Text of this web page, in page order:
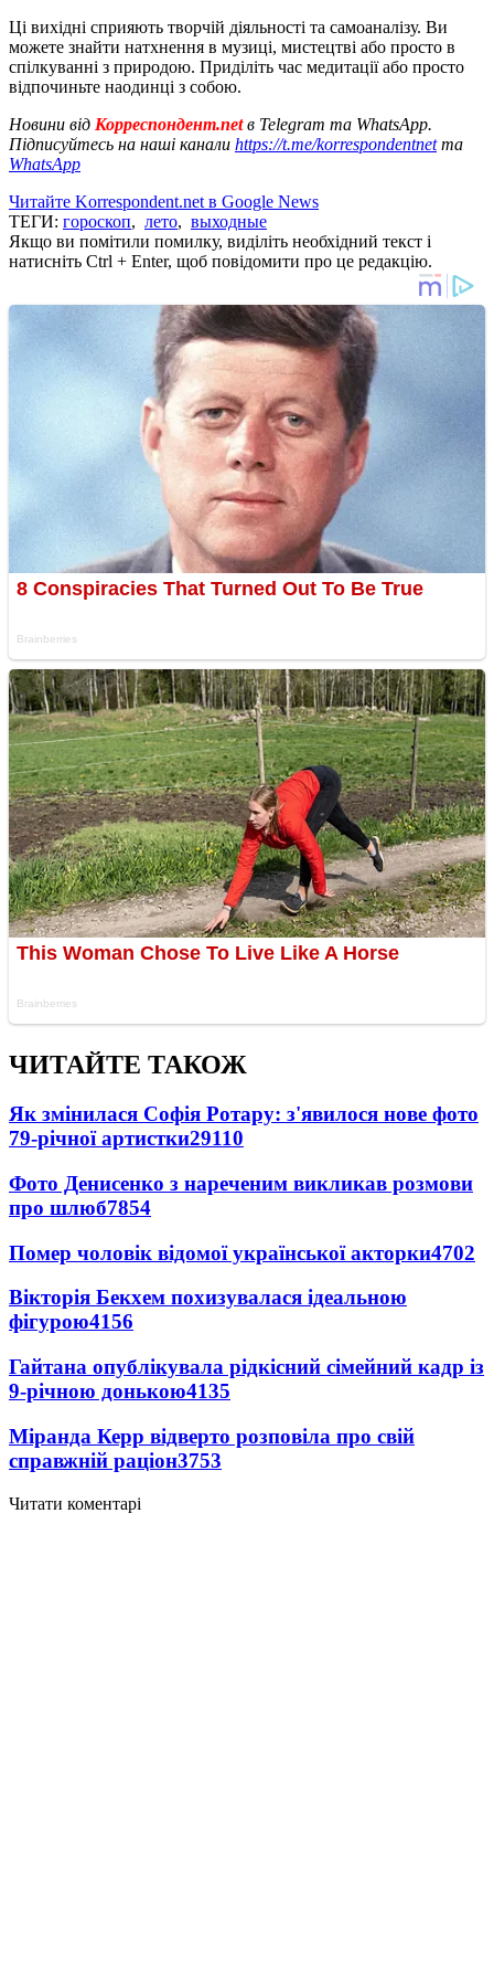
Ці вихідні сприяють творчій діяльності та самоаналізу. Ви
можете знайти натхнення в музиці, мистецтві або просто в
спілкуванні з природою. Приділіть час медитації або просто
відпочиньте наодинці з собою.
Новини від Корреспондент.netв Telegram та WhatsApp.
Підписуйтесь на наші канали https://t.me/korrespondentnetта
WhatsApp
Читайте Korrespondent.net в Google News
ТЕГИ: гороскоп, лето, выходные
Якщо ви помітили помилку, виділіть необхідний текст і
натисніть Ctrl + Enter, щоб повідомити про це редакцію.
ЧИТАЙТЕ ТАКОЖ
Як змінилася Софія Ротару: з'явилося нове фото
79-річної артистки29110
Фото Денисенко з нареченим викликав розмови
про шлюб7854
Помер чоловік відомої української акторки4702
Вікторія Бекхем похизувалася ідеальною
фігурою4156
Гайтана опублікувала рідкісний сімейний кадр із
9-річною донькою4135
Міранда Керр відверто розповіла про свій
справжній раціон3753
Читати коментарі